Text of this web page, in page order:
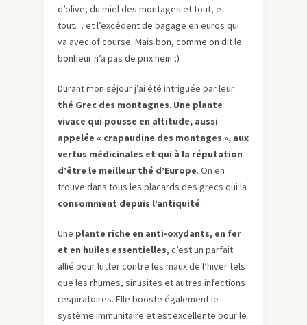
d’olive, du miel des montages et tout, et
tout… et l’excédent de bagage en euros qui
va avec of course. Mais bon, comme on dit le
bonheur n’a pas de prix hein ;)
Durant mon séjour j’ai été intriguée par leur
thé Grec des montagnes. Une plante
vivace qui pousse en altitude, aussi
appelée « crapaudine des montages », aux
vertus médicinales et qui à la réputation
d’être le meilleur thé d’Europe. On en
trouve dans tous les placards des grecs qui la
consomment depuis l’antiquité.
Une plante riche en anti-oxydants, en fer
et en huiles essentielles, c’est un parfait
allié pour lutter contre les maux de l’hiver tels
que les rhumes, sinusites et autres infections
respiratoires. Elle booste également le
système immunitaire et est excellente pour le